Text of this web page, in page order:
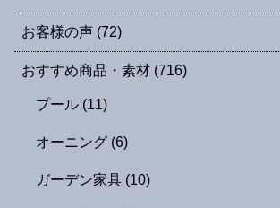
お客様の声 (72)
おすすめ商品・素材 (716)
プール (11)
オーニング (6)
ガーデン家具 (10)